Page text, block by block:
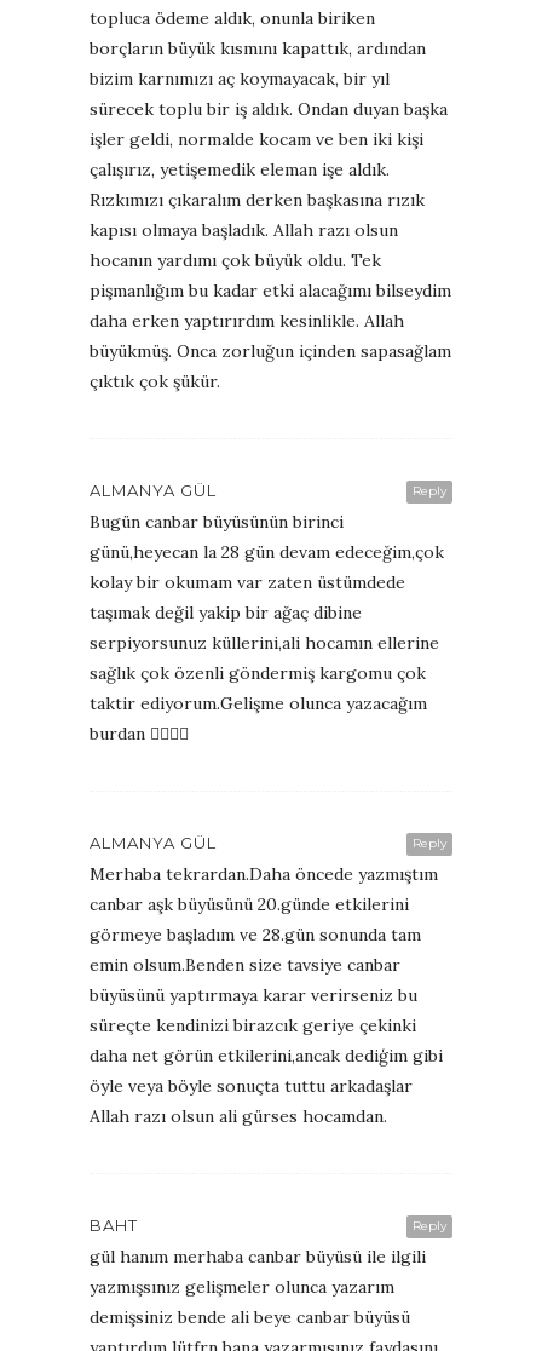
topluca ödeme aldık, onunla biriken
borçların büyük kısmını kapattık, ardından
bizim karnımızı aç koymayacak, bir yıl
sürecek toplu bir iş aldık. Ondan duyan başka
işler geldi, normalde kocam ve ben iki kişi
çalışırız, yetişemedik eleman işe aldık.
Rızkımızı çıkaralım derken başkasına rızık
kapısı olmaya başladık. Allah razı olsun
hocanın yardımı çok büyük oldu. Tek
pişmanlığım bu kadar etki alacağımı bilseydim
daha erken yaptırırdım kesinlikle. Allah
büyükmüş. Onca zorluğun içinden sapasağlam
çıktık çok şükür.
Reply
ALMANYA GÜL
Bugün canbar büyüsünün birinci
günü,heyecan la 28 gün devam edeceğim,çok
kolay bir okumam var zaten üstümdede
taşımak değil yakip bir ağaç dibine
serpiyorsunuz küllerini,ali hocamın ellerine
sağlık çok özenli göndermiş kargomu çok
taktir ediyorum.Gelişme olunca yazacağım
burdan ✌🏽🖐🏼
Reply
ALMANYA GÜL
Merhaba tekrardan.Daha öncede yazmıştım
canbar aşk büyüsünü 20.günde etkilerini
görmeye başladım ve 28.gün sonunda tam
emin olsum.Benden size tavsiye canbar
büyüsünü yaptırmaya karar verirseniz bu
süreçte kendinizi birazcık geriye çekinki
daha net görün etkilerini,ancak dediģim gibi
öyle veya böyle sonuçta tuttu arkadaşlar
Allah razı olsun ali gürses hocamdan.
Reply
BAHT
gül hanım merhaba canbar büyüsü ile ilgili
yazmışsınız gelişmeler olunca yazarım
demişsiniz bende ali beye canbar büyüsü